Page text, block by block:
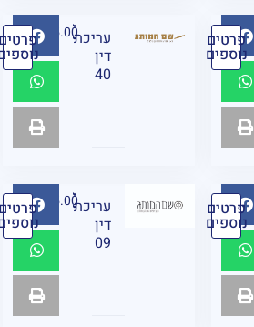
₪פרטים
נוספים
עריכת
דין
40
₪ 95.00 פרטים
נוספים
₪פרטים
נוספים
עריכת
דין
09
₪ 95.00 פרטים
נוספים